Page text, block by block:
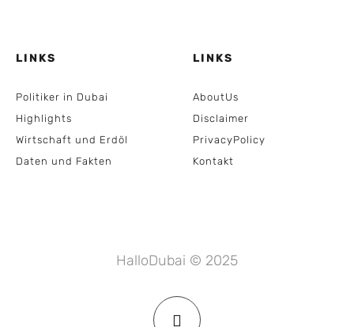
LINKS
Politiker in Dubai
Highlights
Wirtschaft und Erdöl
Daten und Fakten
LINKS
AboutUs
Disclaimer
PrivacyPolicy
Kontakt
HalloDubai © 2025